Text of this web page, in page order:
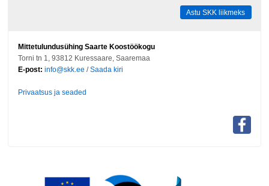
Astu SKK liikmeks
Mittetulundusühing Saarte Koostöökogu
Torni tn 1, 93812 Kuressaare, Saaremaa
E-post: info@skk.ee /Saada kiri
Privaatsus ja seaded